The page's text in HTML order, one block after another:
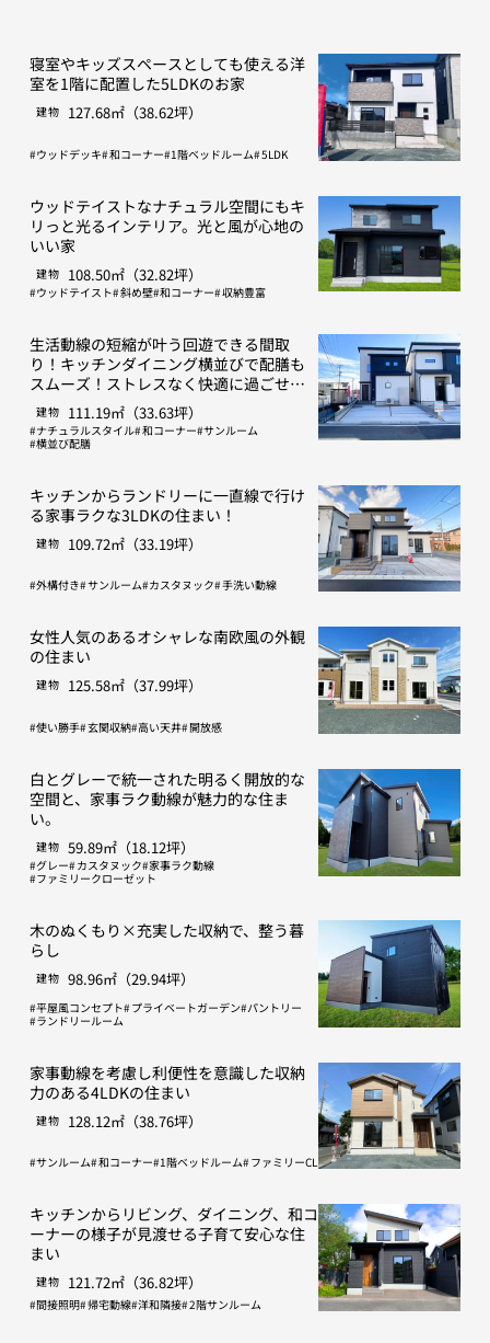
寝室やキッズスペースとしても使える洋
室を1階に配置した5LDKのお家
建物 127.68㎡（38.62坪）
ウッドデッキ 和コーナー 1階ベッドルーム 5LDK
ウッドテイストなナチュラル空間にもキ
リっと光るインテリア。光と風が心地の
いい家
建物 108.50㎡（32.82坪）
ウッドテイスト 斜め壁 和コーナー 収納豊富
生活動線の短縮が叶う回遊できる間取
り！キッチンダイニング横並びで配膳も
スムーズ！ストレスなく快適に過ごせる
お家
建物 111.19㎡（33.63坪）
ナチュラルスタイル 和コーナー サンルーム
横並び配膳
キッチンからランドリーに一直線で行け
る家事ラクな3LDKの住まい！
建物 109.72㎡（33.19坪）
外構付き サンルーム カスタヌック 手洗い動線
女性人気のあるオシャレな南欧風の外観
の住まい
建物 125.58㎡（37.99坪）
使い勝手 玄関収納 高い天井 開放感
白とグレーで統一された明るく開放的な
空間と、家事ラク動線が魅力的な住ま
い。
建物 59.89㎡（18.12坪）
グレー カスタヌック 家事ラク動線
ファミリークローゼット
木のぬくもり×充実した収納で、整う暮
らし
建物 98.96㎡（29.94坪）
平屋風コンセプト プライベートガーデン パントリー
ランドリールーム
家事動線を考慮し利便性を意識した収納
力のある4LDKの住まい
建物 128.12㎡（38.76坪）
サンルーム 和コーナー 1階ベッドルーム ファミリーCL
キッチンからリビング、ダイニング、和コ
ーナーの様子が見渡せる子育て安心な住
まい
建物 121.72㎡（36.82坪）
間接照明 帰宅動線 洋和隣接 2階サンルーム